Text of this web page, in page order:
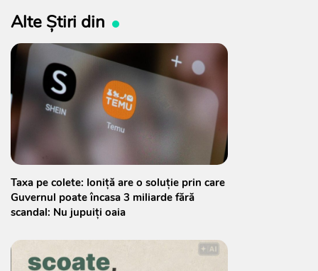
Alte Știri din
Taxa pe colete: Ioniță are o soluție prin care
Guvernul poate încasa 3 miliarde fără
scandal: Nu jupuiți oaia